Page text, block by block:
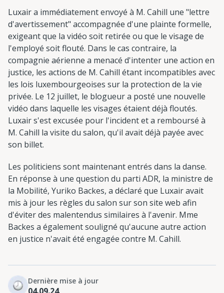
Luxair a immédiatement envoyé à M. Cahill une "lettre
d'avertissement" accompagnée d'une plainte formelle,
exigeant que la vidéo soit retirée ou que le visage de
l'employé soit flouté. Dans le cas contraire, la
compagnie aérienne a menacé d'intenter une action en
justice, les actions de M. Cahill étant incompatibles avec
les lois luxembourgeoises sur la protection de la vie
privée. Le 12 juillet, le blogueur a posté une nouvelle
vidéo dans laquelle les visages étaient déjà floutés.
Luxair s'est excusée pour l'incident et a remboursé à
M. Cahill la visite du salon, qu'il avait déjà payée avec
son billet.
Les politiciens sont maintenant entrés dans la danse.
En réponse à une question du parti ADR, la ministre de
la Mobilité, Yuriko Backes, a déclaré que Luxair avait
mis à jour les règles du salon sur son site web afin
d'éviter des malentendus similaires à l'avenir. Mme
Backes a également souligné qu'aucune autre action
en justice n'avait été engagée contre M. Cahill.
Dernière mise à jour
04.09.24